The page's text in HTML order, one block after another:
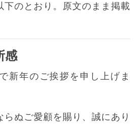
下のとおり。原文のまま掲載
感
新年のご挨拶を申し上げま
らぬご愛顧を賜り、誠にあり